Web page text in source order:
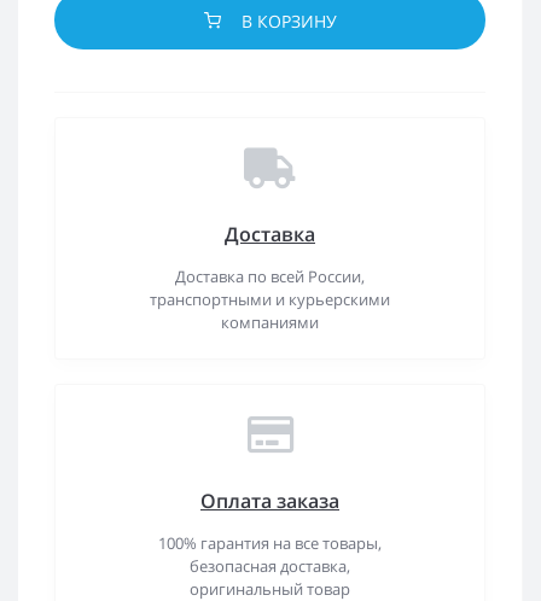
В КОРЗИНУ
Доставка
Доставка по всей России,
транспортными и курьерскими
компаниями
Оплата заказа
100% гарантия на все товары,
безопасная доставка,
оригинальный товар